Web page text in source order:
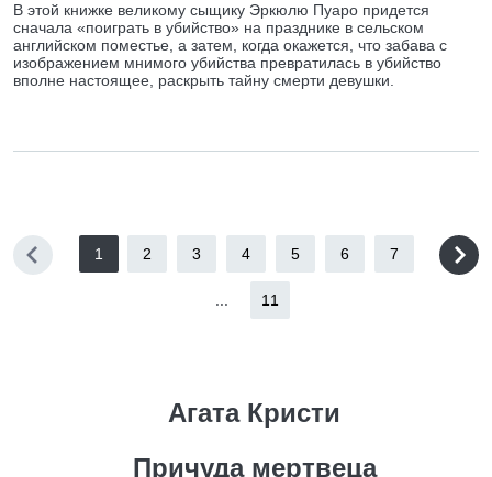
В этой книжке великому сыщику Эркюлю Пуаро придется
сначала «поиграть в убийство» на празднике в сельском
английском поместье, а затем, когда окажется, что забава с
изображением мнимого убийства превратилась в убийство
вполне настоящее, раскрыть тайну смерти девушки.
1 2 3 4 5 6 7
11
Агата Кристи
Причуда мертвеца